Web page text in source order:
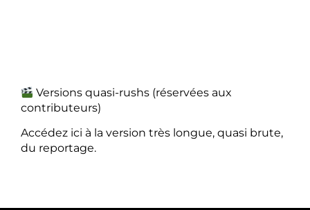
Versions quasi-rushs (réservées aux
contributeurs)
Accédez ici à la version très longue, quasi brute,
du reportage.